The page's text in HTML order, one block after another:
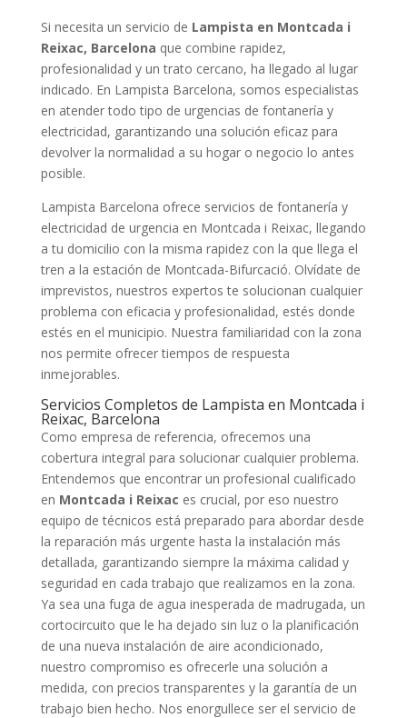
Si necesita un servicio de Lampista en Montcada i
Reixac, Barcelona que combine rapidez,
profesionalidad y un trato cercano, ha llegado al lugar
indicado. En Lampista Barcelona, somos especialistas
en atender todo tipo de urgencias de fontanería y
electricidad, garantizando una solución eficaz para
devolver la normalidad a su hogar o negocio lo antes
posible.
Lampista Barcelona ofrece servicios de fontanería y
electricidad de urgencia en Montcada i Reixac, llegando
a tu domicilio con la misma rapidez con la que llega el
tren a la estación de Montcada-Bifurcació. Olvídate de
imprevistos, nuestros expertos te solucionan cualquier
problema con eficacia y profesionalidad, estés donde
estés en el municipio. Nuestra familiaridad con la zona
nos permite ofrecer tiempos de respuesta
inmejorables.
Servicios Completos de Lampista en Montcada i
Reixac, Barcelona
Como empresa de referencia, ofrecemos una
cobertura integral para solucionar cualquier problema.
Entendemos que encontrar un profesional cualificado
en Montcada i Reixac es crucial, por eso nuestro
equipo de técnicos está preparado para abordar desde
la reparación más urgente hasta la instalación más
detallada, garantizando siempre la máxima calidad y
seguridad en cada trabajo que realizamos en la zona.
Ya sea una fuga de agua inesperada de madrugada, un
cortocircuito que le ha dejado sin luz o la planificación
de una nueva instalación de aire acondicionado,
nuestro compromiso es ofrecerle una solución a
medida, con precios transparentes y la garantía de un
trabajo bien hecho. Nos enorgullece ser el servicio de